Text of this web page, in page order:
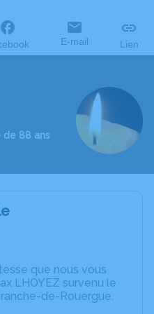
E-mail Lien
de 88 ans
que nous vous
LHOYEZ survenu le
de-Rouergue.